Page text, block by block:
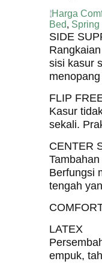
Harga
Bed, Spring
SIDE
sisi kasur
FLIP
Kasur
sekali.
CENTER
Berfungsi
tengah
LATEX
empuk,